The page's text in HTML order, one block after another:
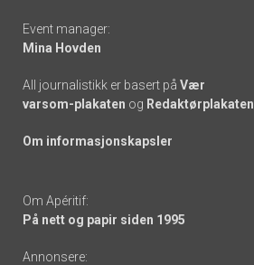
Event manager:
Mina Hovden
All journalistikk er basert på Vær
varsom-plakaten og Redaktørplakaten
Om informasjonskapsler
Om Apéritif:
På nett og papir siden 1995
Annonsere: